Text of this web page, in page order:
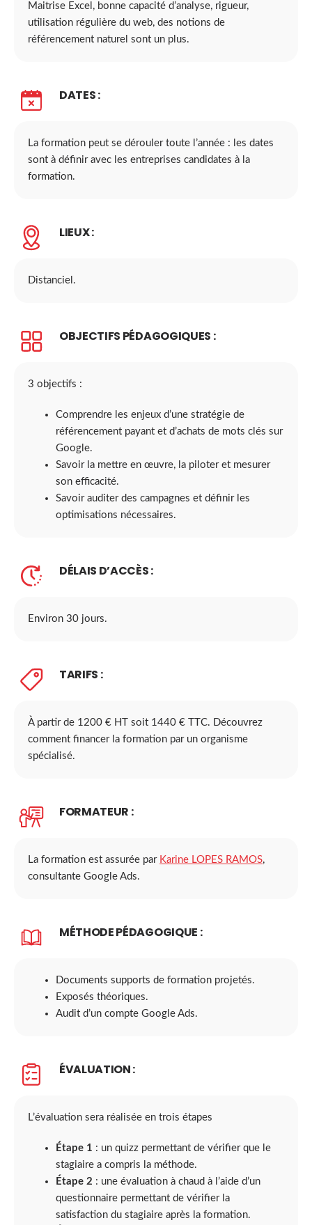
Maitrise Excel, bonne capacité d’analyse, rigueur,
utilisation régulière du web, des notions de
référencement naturel sont un plus.
DATES :
La formation peut se dérouler toute l’année : les dates
sont à définir avec les entreprises candidates à la
formation.
LIEUX :
Distanciel.
OBJECTIFS PÉDAGOGIQUES :
3 objectifs :
Comprendre les enjeux d’une stratégie de
référencement payant et d’achats de mots clés sur
Google.
Savoir la mettre en œuvre, la piloter et mesurer
son efficacité.
Savoir auditer des campagnes et définir les
optimisations nécessaires.
DÉLAIS D’ACCÈS :
Environ 30 jours.
TARIFS :
À partir de 1200 € HT soit 1440 € TTC. Découvrez
comment financer la formation par un organisme
spécialisé.
FORMATEUR :
La formation est assurée par Karine LOPES RAMOS,
consultante Google Ads.
MÉTHODE PÉDAGOGIQUE :
Documents supports de formation projetés.
Exposés théoriques.
Audit d’un compte Google Ads.
ÉVALUATION :
L’évaluation sera réalisée en trois étapes
Étape 1 : un quizz permettant de vérifier que le
stagiaire a compris la méthode.
Étape 2 : une évaluation à chaud à l’aide d’un
questionnaire permettant de vérifier la
satisfaction du stagiaire après la formation.